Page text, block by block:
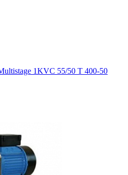
1KVC 55/50 T 400-50